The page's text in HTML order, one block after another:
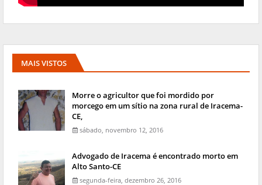
MAIS VISTOS
Morre o agricultor que foi mordido por
morcego em um sítio na zona rural de Iracema-
CE,
sábado, novembro 12, 2016
Advogado de Iracema é encontrado morto em
Alto Santo-CE
segunda-feira, dezembro 26, 2016